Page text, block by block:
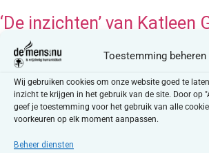
Toestemming beheren
Wij gebruiken cookies om onze website goed te
inzicht te krijgen in het gebruik van de site. Door op
geef je toestemming voor het gebruik van alle
voorkeuren op elk moment aanpassen.
Beheer diensten
‘De inzichten’ van Katleen
Zondag 14 april om 12.10 uur op VRT 1
april om 14.20 uur en zaterdag 20 april om
VRT MAX. “Elke dag maken […]